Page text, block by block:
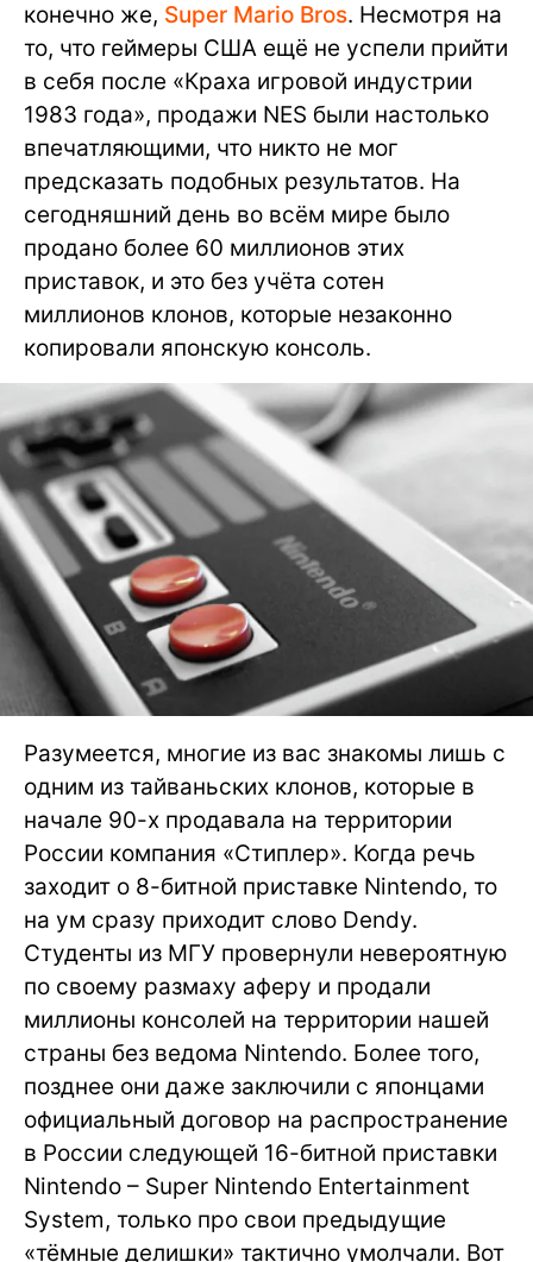
конечно же, Super Mario Bros. Несмотря на
то, что геймеры США ещё не успели прийти
в себя после «Краха игровой индустрии
1983 года», продажи NES были настолько
впечатляющими, что никто не мог
предсказать подобных результатов. На
сегодняшний день во всём мире было
продано более 60 миллионов этих
приставок, и это без учёта сотен
миллионов клонов, которые незаконно
копировали японскую консоль.
Разумеется, многие из вас знакомы лишь с
одним из тайваньских клонов, которые в
начале 90-х продавала на территории
России компания «Стиплер». Когда речь
заходит о 8-битной приставке Nintendo, то
на ум сразу приходит слово Dendy.
Студенты из МГУ провернули невероятную
по своему размаху аферу и продали
миллионы консолей на территории нашей
страны без ведома Nintendo. Более того,
позднее они даже заключили с японцами
официальный договор на распространение
в России следующей 16-битной приставки
Nintendo – Super Nintendo Entertainment
System, только про свои предыдущие
«тёмные делишки» тактично умолчали. Вот